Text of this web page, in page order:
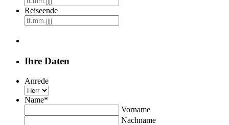
Punkt
MM
Punkt
Reiseende
Punkt
Ihre Daten
Anrede
Name*
Vorname
Nachname